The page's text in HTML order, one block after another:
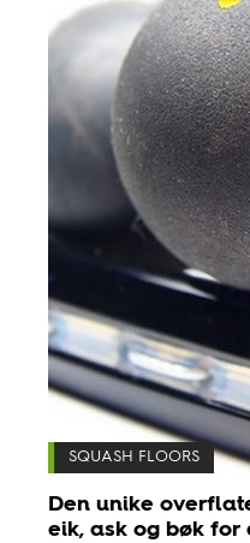
SQUASH FLOORS
Den unike
eik, ask og bøk for